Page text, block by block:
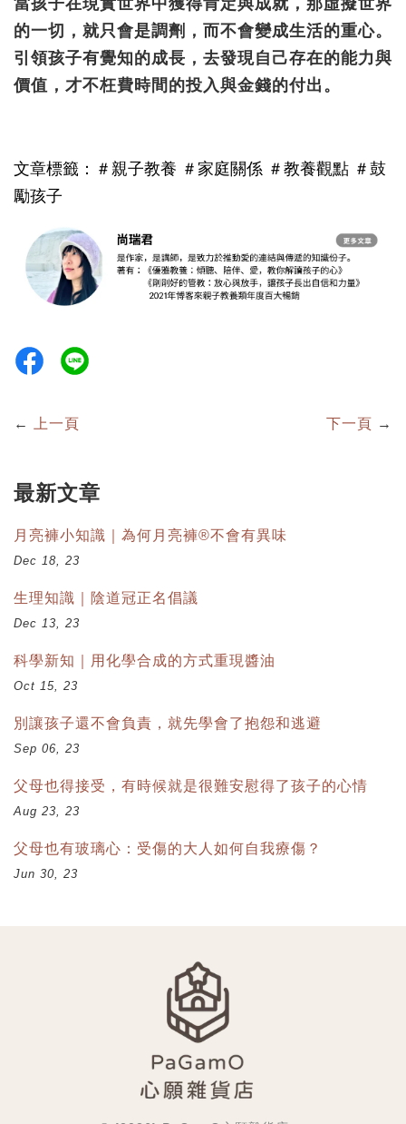
當孩子在現實世界中獲得肯定與成就，那虛擬世界
的一切，就只會是調劑，而不會變成生活的重心。
引領孩子有覺知的成長，去發現自己存在的能力與
價值，才不枉費時間的投入與金錢的付出。
文章標籤：＃親子教養 ＃家庭關係 ＃教養觀點 ＃鼓
勵孩子
← 上一頁 下一頁 →
最新文章
月亮褲小知識｜為何月亮褲®不會有異味
Dec 18, 23
生理知識｜陰道冠正名倡議
Dec 13, 23
科學新知｜用化學合成的方式重現醬油
Oct 15, 23
別讓孩子還不會負責，就先學會了抱怨和逃避
Sep 06, 23
父母也得接受，有時候就是很難安慰得了孩子的心情
Aug 23, 23
父母也有玻璃心：受傷的大人如何自我療傷？
Jun 30, 23